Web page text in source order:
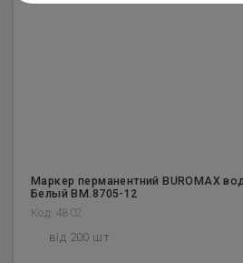
Маркер перманентний BUROMAX
Белый BM.8705-12
Код: 4802
від 200 шт